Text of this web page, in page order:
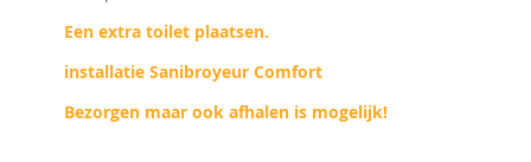
Een extra toilet plaatsen.
installatie Sanibroyeur Comfort
Bezorgen maar ook afhalen is mogelijk!